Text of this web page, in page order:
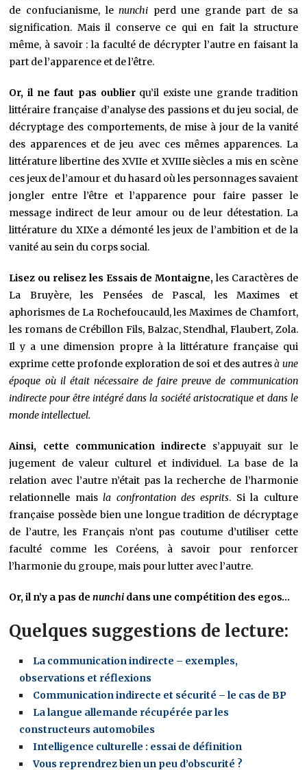
de confucianisme, lenunchi perd une grande part de sa
signification. Mais il conserve ce qui en fait la structure
même, à savoir : la faculté de décrypter l’autre en faisant la
part de l’apparence et de l’être.
Or, il ne faut pas oublier qu’il existe une grande tradition
littéraire française d’analyse des passions et du jeu social, de
décryptage des comportements, de mise à jour de la vanité
des apparences et de jeu avec ces mêmes apparences. La
littérature libertine des XVIIe et XVIIIe siècles a mis en scène
ces jeux de l’amour et du hasard où les personnages savaient
jongler entre l’être et l’apparence pour faire passer le
message indirect de leur amour ou de leur détestation. La
littérature du XIXe a démonté les jeux de l’ambition et de la
vanité au sein du corps social.
Lisez ou relisez les Essais de Montaigne,les Caractères de
La Bruyère, les Pensées de Pascal, les Maximes et
aphorismes de La Rochefoucauld, les Maximes de Chamfort,
les romans de Crébillon Fils, Balzac, Stendhal, Flaubert, Zola.
Il y a une dimension propre à la littérature française qui
exprime cette profonde exploration de soi et des autresà une
époque où il était nécessaire de faire preuve de communication
indirecte pour être intégré dans la société aristocratique et dans le
monde intellectuel.
Ainsi, cette communication indirecte s’appuyait sur le
jugement de valeur culturel et individuel. La base de la
relation avec l’autre n’était pas la recherche de l’harmonie
relationnelle maisla confrontation des esprits. Si la culture
française possède bien une longue tradition de décryptage
de l’autre, les Français n’ont pas coutume d’utiliser cette
faculté comme les Coréens, à savoir pour renforcer
l’harmonie du groupe, mais pour lutter avec l’autre.
Or, il n’y a pas denunchi dans une compétition des egos…
Quelques suggestions de lecture:
La communication indirecte – exemples,
observations et réflexions
Communication indirecte et sécurité – le cas de BP
La langue allemande récupérée par les
constructeurs automobiles
Intelligence culturelle : essai de définition
Vous reprendrez bien un peu d’obscurité ?